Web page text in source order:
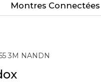
Montres Connectées
3M NANDN